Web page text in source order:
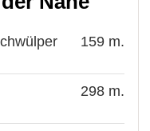
159 m.
298 m.